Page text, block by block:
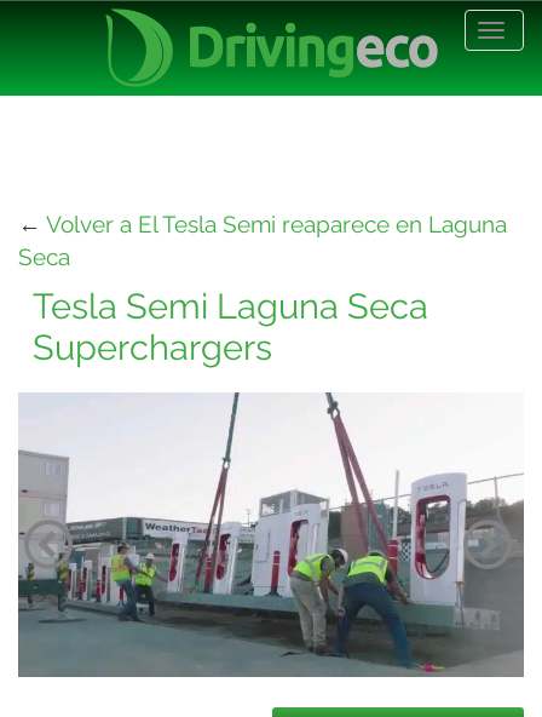
← Volver a El Tesla Semi reaparece en Laguna
Seca
Tesla Semi Laguna Seca
Superchargers